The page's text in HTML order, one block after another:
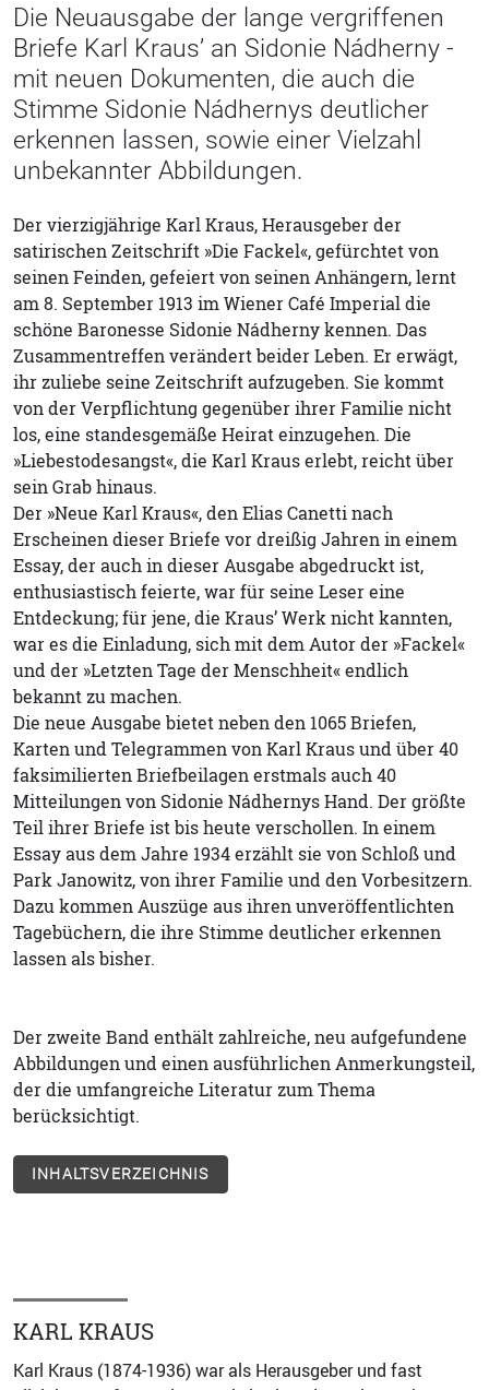
Die Neuausgabe der lange vergriffenen
Briefe Karl Kraus’ an Sidonie Nádherny -
mit neuen Dokumenten, die auch die
Stimme Sidonie Nádhernys deutlicher
erkennen lassen, sowie einer Vielzahl
unbekannter Abbildungen.
Der vierzigjährige Karl Kraus, Herausgeber der
satirischen Zeitschrift »Die Fackel«, gefürchtet von
seinen Feinden, gefeiert von seinen Anhängern, lernt
am 8. September 1913 im Wiener Café Imperial die
schöne Baronesse Sidonie Nádherny kennen. Das
Zusammentreffen verändert beider Leben. Er erwägt,
ihr zuliebe seine Zeitschrift aufzugeben. Sie kommt
von der Verpflichtung gegenüber ihrer Familie nicht
los, eine standesgemäße Heirat einzugehen. Die
»Liebestodesangst«, die Karl Kraus erlebt, reicht über
sein Grab hinaus.
Der »Neue Karl Kraus«, den Elias Canetti nach
Erscheinen dieser Briefe vor dreißig Jahren in einem
Essay, der auch in dieser Ausgabe abgedruckt ist,
enthusiastisch feierte, war für seine Leser eine
Entdeckung; für jene, die Kraus’ Werk nicht kannten,
war es die Einladung, sich mit dem Autor der »Fackel«
und der »Letzten Tage der Menschheit« endlich
bekannt zu machen.
Die neue Ausgabe bietet neben den 1065 Briefen,
Karten und Telegrammen von Karl Kraus und über 40
faksimilierten Briefbeilagen erstmals auch 40
Mitteilungen von Sidonie Nádhernys Hand. Der größte
Teil ihrer Briefe ist bis heute verschollen. In einem
Essay aus dem Jahre 1934 erzählt sie von Schloß und
Park Janowitz, von ihrer Familie und den Vorbesitzern.
Dazu kommen Auszüge aus ihren unveröffentlichten
Tagebüchern, die ihre Stimme deutlicher erkennen
lassen als bisher.
Der zweite Band enthält zahlreiche, neu aufgefundene
Abbildungen und einen ausführlichen Anmerkungsteil,
der die umfangreiche Literatur zum Thema
berücksichtigt.
INHALTSVERZEICHNIS
KARL KRAUS
Karl Kraus (1874-1936) war als Herausgeber und fast